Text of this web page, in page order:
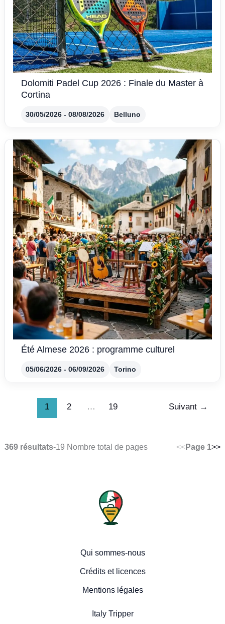
Dolomiti Padel Cup 2026 : Finale du Master à
Cortina
30/05/2026 - 08/08/2026 Belluno
Été Almese 2026 : programme culturel
05/06/2026 - 06/09/2026 Torino
1 2 … 19 Suivant →
369 résultats-19 Nombre total de pages <<Page 1>>
Qui sommes-nous
Crédits et licences
Mentions légales
Italy Tripper